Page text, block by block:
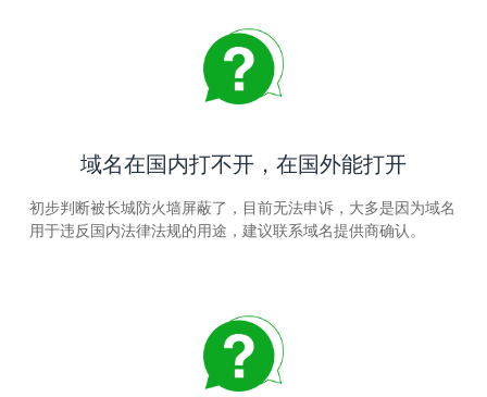
域名在国内打不开，在国外能打开
初步判断被长城防火墙屏蔽了，目前无法申诉，大多是因为域名
用于违反国内法律法规的用途，建议联系域名提供商确认。